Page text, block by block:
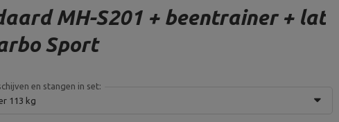
MH-S201 + beentrainer + lat
Sport
en stangen in set:
113 kg